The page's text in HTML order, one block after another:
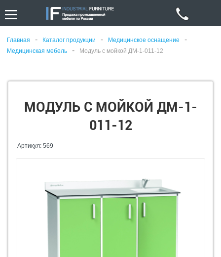
Главная - Каталог продукции - Медицинское оснащение -
Медицинская мебель - Модуль с мойкой ДМ-1-011-12
МОДУЛЬ С МОЙКОЙ ДМ-1-
011-12
Артикул: 569